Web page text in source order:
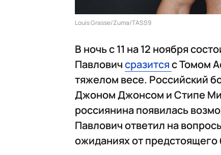
Louis Grasse/Zuma/TASS9
В ночь с 11 на 12 ноября
Павловичсразитсяс Томом
тяжелом весе. Российский
Джоном Джонсом и Стипе
россиянина появилась
Павлович ответил на
ожиданиях от предстоящего